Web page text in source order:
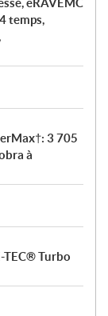
eRAVEMC
temps,
3 705
à
TEC® Turbo